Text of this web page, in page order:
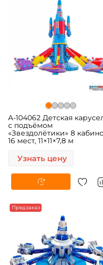
A-104062 Детская
с подъёмом
«Звездолётики» 8
16 мест, 11×11×7,8 м
Узнать цену
Предзаказ